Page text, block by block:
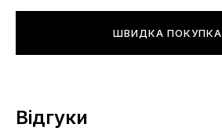
ШВИДКА ПОКУПКА
Відгуки